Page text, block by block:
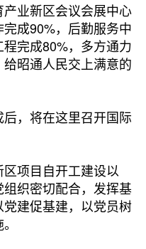
业新区会议会展中心
成90%，后勤服务中
完成80%，多方通力
昭通人民交上满意的
，将在这里召开国际
项目自开工建设以
织密切配合，发挥基
建促基建，以党员树